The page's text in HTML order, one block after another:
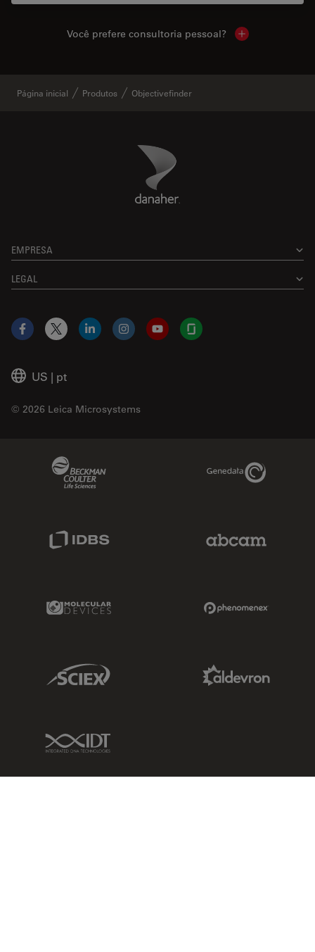
Você prefere consultoria pessoal? Show local
Página inicial Produtos Objectivefinder
Danaher Logo
EMPRESA
LEGAL
US | pt
© 2026 Leica Microsystems
Facebook
X LinkedInInstagramYouTubeGlassdoor
Genedata Link
Molecular Devices Link
Sciex Link
IDT Link